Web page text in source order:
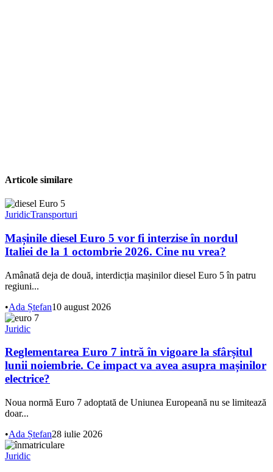
Articole similare
JuridicTransporturi
Mașinile diesel Euro 5 vor fi interzise în nordul
Italiei de la 1 octombrie 2026. Cine nu vrea?
Amânată deja de două, interdicția mașinilor diesel Euro 5 în patru
regiuni...
•Ada Ștefan10 august 2026
Juridic
Reglementarea Euro 7 intră în vigoare la sfârșitul
lunii noiembrie. Ce impact va avea asupra mașinilor
electrice?
Noua normă Euro 7 adoptată de Uniunea Europeană nu se limitează
doar...
•Ada Ștefan28 iulie 2026
Juridic